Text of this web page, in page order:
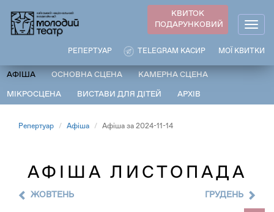
основного
КВИТОК
ПОДАРУНКОВИЙ
МОЇ КВИТКИ
TELEGRAM КАСИР
РЕПЕРТУАР
АФІША ОСНОВНА СЦЕНА КАМЕРНА СЦЕНА
МІКРОСЦЕНА ВИСТАВИ ДЛЯ ДІТЕЙ АРХІВ
Репертуар Афіша Афіша за 2024-11-14
АФІША ЛИСТОПАДА
ЖОВТЕНЬ ГРУДЕНЬ